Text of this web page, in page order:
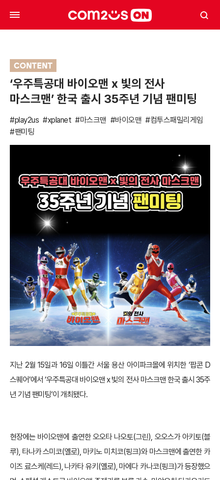
CONTENT
‘우주특공대 바이오맨 x 빛의 전사
마스크맨’ 한국 출시 35주년 기념 팬미팅
#play2us #xplanet #마스크맨 #바이오맨 #컴투스패밀리게임
#팬미팅
지난 2월 15일과 16일 이틀간 서울 용산 아이파크몰에 위치한 ‘팝콘 D
스퀘어’에서 ‘우주특공대 바이오맨 x 빛의 전사 마스크맨 한국 출시 35주
년 기념 팬미팅’이 개최됐다.
현장에는 바이오맨에 출연한 오오타 나오토(그린), 오오스가 아키토(블
루), 타나카 스미코(옐로), 마키노 미치코(핑크)와 마스크맨에 출연한 카
이즈 료스케(레드), 나카타 유키(옐로), 마에다 카나코(핑크)가 등장했으